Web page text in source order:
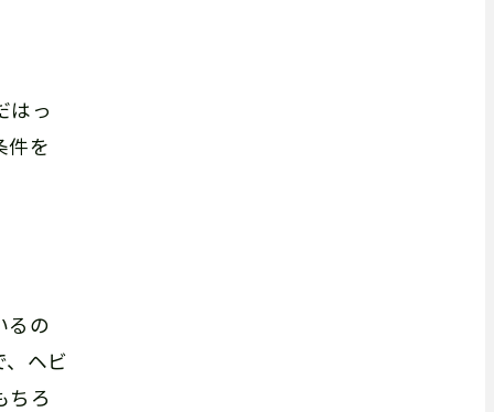
はっ
件を
るの
ヘビ
ちろ